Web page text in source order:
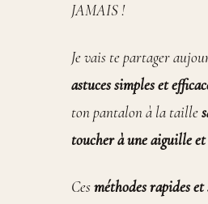
JAMAIS !
Je vais te partager
astuces simples et
ton pantalon à la taille
toucher à une aiguille
Cesméthodes rapides